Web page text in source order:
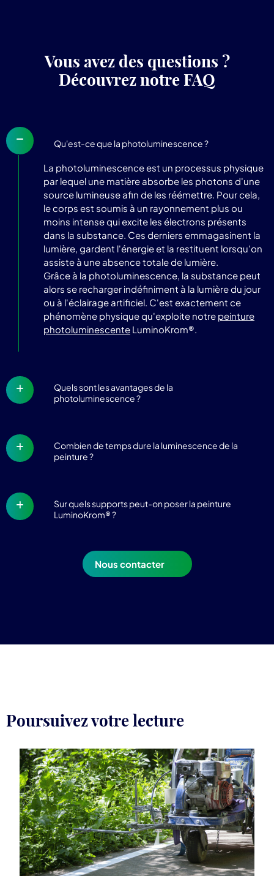
Vous avez des questions ?
Découvrez notre FAQ
Qu'est-ce que la photoluminescence ?
La photoluminescence est un processus physique
par lequel une matière absorbe les photons d'une
source lumineuse afin de les réémettre. Pour cela,
le corps est soumis à un rayonnement plus ou
moins intense qui excite les électrons présents
dans la substance. Ces derniers emmagasinent la
lumière, gardent l'énergie et la restituent lorsqu'on
assiste à une absence totale de lumière.
Grâce à la photoluminescence, la substance peut
alors se recharger indéfiniment à la lumière du jour
ou à l'éclairage artificiel. C'est exactement ce
phénomène physique qu'exploite notre peinture
photoluminescente LuminoKrom®.
Quels sont les avantages de la
photoluminescence ?
Combien de temps dure la luminescence de la
peinture ?
Sur quels supports peut-on poser la peinture
LuminoKrom® ?
Nous contacter
Poursuivez votre lecture